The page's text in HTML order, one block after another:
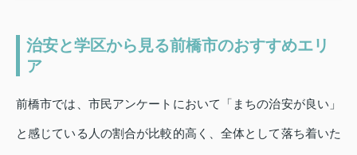
治安と学区から見る前橋市のおすすめエリ
ア
前橋市では、市民アンケートにおいて「まちの治安が良い」
と感じている人の割合が比較的高く、全体として落ち着いた